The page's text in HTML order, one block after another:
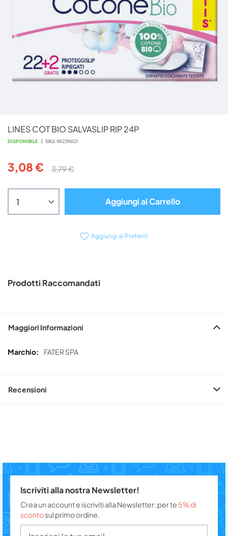
LINES COT BIO SALVASLIP RIP 24P
DISPONIBILE SKU 982396121
3,08 € 3,79 €
Aggiungi al Carrello
Aggiungi ai Preferiti
all'inizio
della
immagini
Prodotti Raccomandati
Maggiori Informazioni
Maggiori
FATER SPA
Recensioni
Iscriviti alla nostra Newsletter!
Crea un account e iscriviti alla Newsletter: per te 5% di
scontosul primo ordine.